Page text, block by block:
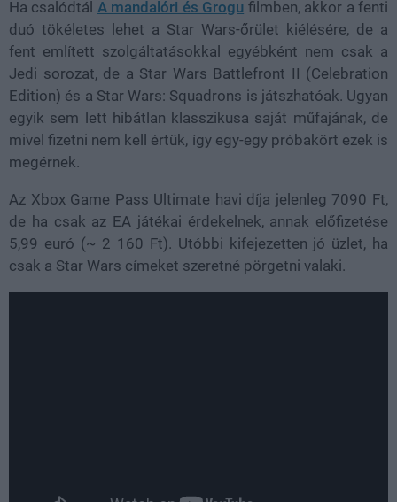
Ha csalódtál A mandalóri és Grogu filmben, akkor a fenti
duó tökéletes lehet a Star Wars-őrület kiélésére, de a
fent említett szolgáltatásokkal egyébként nem csak a
Jedi sorozat, de a Star Wars Battlefront II (Celebration
Edition) és a Star Wars: Squadrons is játszhatóak. Ugyan
egyik sem lett hibátlan klasszikusa saját műfajának, de
mivel fizetni nem kell értük, így egy-egy próbakört ezek is
megérnek.
Az Xbox Game Pass Ultimate havi díja jelenleg 7090 Ft,
de ha csak az EA játékai érdekelnek, annak előfizetése
5,99 euró (~ 2 160 Ft). Utóbbi kifejezetten jó üzlet, ha
csak a Star Wars címeket szeretné pörgetni valaki.